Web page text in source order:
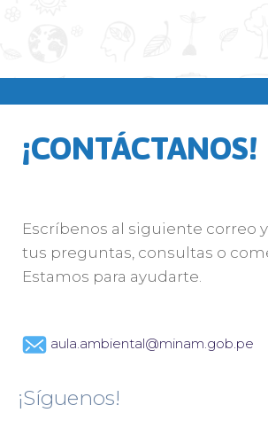
¡CONTÁCTANOS!
Escríbenos al siguiente correo
tus preguntas, consultas o
Estamos para ayudarte.
aula.ambiental@minam.gob.pe
¡Síguenos!